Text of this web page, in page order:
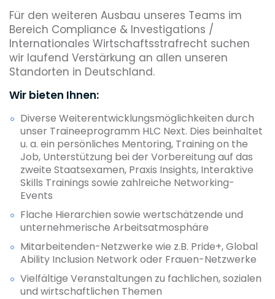
Für den weiteren Ausbau unseres Teams im
Bereich Compliance & Investigations /
Internationales Wirtschaftsstrafrecht suchen
wir laufend Verstärkung an allen unseren
Standorten in Deutschland.
Wir bieten Ihnen:
Diverse Weiterentwicklungsmöglichkeiten durch
unser Traineeprogramm HLC Next. Dies beinhaltet
u. a. ein persönliches Mentoring, Training on the
Job, Unterstützung bei der Vorbereitung auf das
zweite Staatsexamen, Praxis Insights, Interaktive
Skills Trainings sowie zahlreiche Networking-
Events
Flache Hierarchien sowie wertschätzende und
unternehmerische Arbeitsatmosphäre
Mitarbeitenden-Netzwerke wie z.B. Pride+, Global
Ability Inclusion Network oder Frauen-Netzwerke
Vielfältige Veranstaltungen zu fachlichen, sozialen
und wirtschaftlichen Themen